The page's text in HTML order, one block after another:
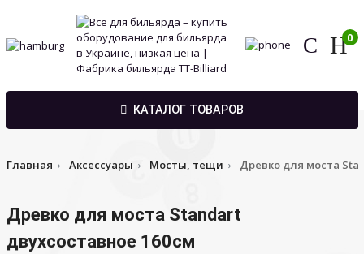
0
КАТАЛОГ ТОВАРОВ
Главная Аксессуары Мосты, тещи Древко для моста
Древко для моста Standart
двухсоставное 160см